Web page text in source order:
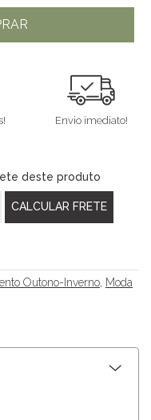
Envio imediato!
deste produto
Outono-Inverno, Moda